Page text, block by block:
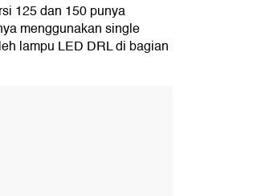
125 dan 150 punya
menggunakan single
lampu LED DRL di bagian